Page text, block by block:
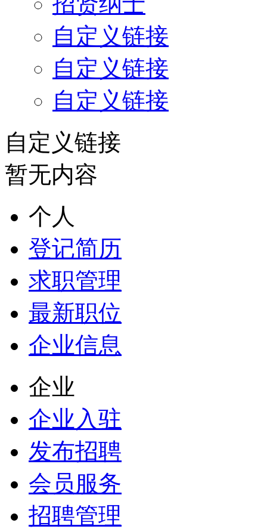
自定义链接
自定义链接
自定义链接
自定义链接
暂无内容
个人
登记简历
求职管理
最新职位
企业信息
企业
企业入驻
发布招聘
会员服务
招聘管理